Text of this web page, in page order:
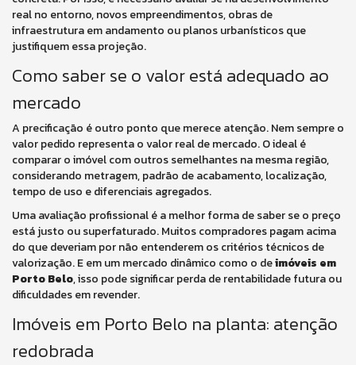
real no entorno, novos empreendimentos, obras de
infraestrutura em andamento ou planos urbanísticos que
justifiquem essa projeção.
Como saber se o valor está adequado ao
mercado
A precificação é outro ponto que merece atenção. Nem sempre o
valor pedido representa o valor real de mercado. O ideal é
comparar o imóvel com outros semelhantes na mesma região,
considerando metragem, padrão de acabamento, localização,
tempo de uso e diferenciais agregados.
Uma avaliação profissional é a melhor forma de saber se o preço
está justo ou superfaturado. Muitos compradores pagam acima
do que deveriam por não entenderem os critérios técnicos de
valorização. E em um mercado dinâmico como o deimóveis em
Porto Belo, isso pode significar perda de rentabilidade futura ou
dificuldades em revender.
Imóveis em Porto Belo na planta: atenção
redobrada